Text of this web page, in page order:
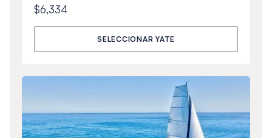
$6,334
SELECCIONAR YATE